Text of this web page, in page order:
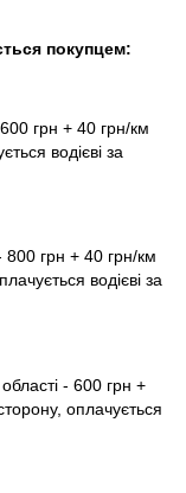
покупцем:
грн + 40 грн/км
водієві за
800 грн + 40 грн/км
водієві за
- 600 грн +
оплачується